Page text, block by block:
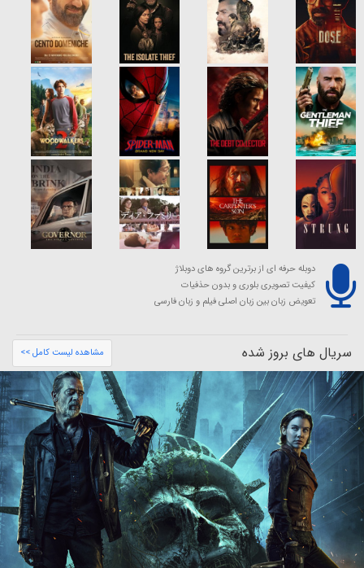
دوبله حرفه ای از برترین گروه های دوبلاژ
کیفیت تصویری بلوری و بدون حذفیات
تعویض زبان بین زبان اصلی فیلم و زبان فارسی
سریال های بروز شده مشاهده لیست کامل >>